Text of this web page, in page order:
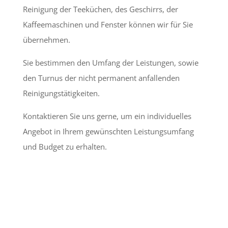
Reinigung der Teeküchen, des Geschirrs, der
Kaffeemaschinen und Fenster können wir für Sie
übernehmen.
Sie bestimmen den Umfang der Leistungen, sowie
den Turnus der nicht permanent anfallenden
Reinigungstätigkeiten.
Kontaktieren Sie uns gerne, um ein individuelles
Angebot in Ihrem gewünschten Leistungsumfang
und Budget zu erhalten.